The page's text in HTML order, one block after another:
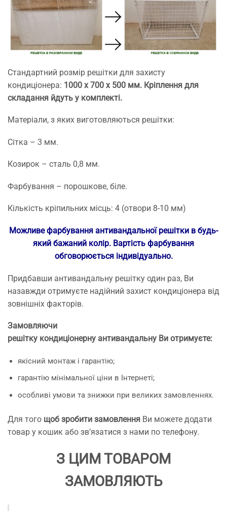
Стандартний розмір решітки для захисту
кондиціонера: 1000 х 700 х 500 мм. Кріплення для
складання йдуть у комплекті.
Матеріали, з яких виготовляються решітки:
Сітка – 3 мм.
Козирок – сталь 0,8 мм.
Фарбування – порошкове, біле.
Кількість кріпильних місць: 4 (отвори 8-10 мм)
Можливе фарбування антивандальної решітки в будь-
який бажаний колір. Вартість фарбування
обговорюється індивідуально.
Придбавши антивандальну решітку один раз, Ви
назавжди отримуєте надійний захист кондиціонера від
зовнішніх факторів.
Замовляючи
решітку кондиціонерну антивандальну Ви отримуєте:
якісний монтаж і гарантію;
гарантію мінімальної ціни в Інтернеті;
особливі умови та знижки при великих замовленнях.
Для того щоб зробити замовлення Ви можете додати
товар у кошик або зв’язатися з нами по телефону.
З ЦИМ ТОВАРОМ
ЗАМОВЛЯЮТЬ